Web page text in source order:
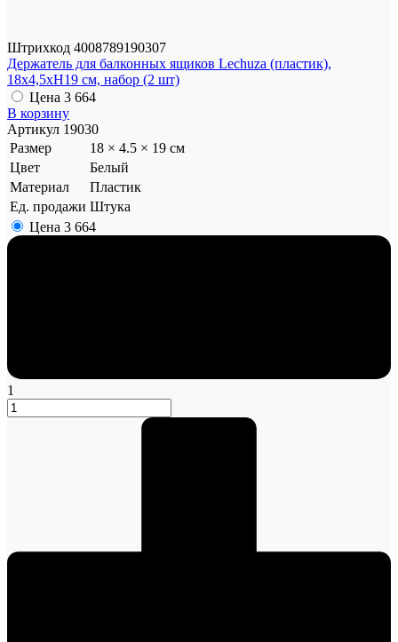
Штрихкод 4008789190307
Держатель для балконных ящиков Lechuza (пластик),
18х4,5хH19 см, набор (2 шт)
Цена 3 664
В корзину
Артикул 19030
Размер
18 × 4.5 × 19 см
Цвет
Белый
Материал
Пластик
Ед. продажи Штука
Цена 3 664
1